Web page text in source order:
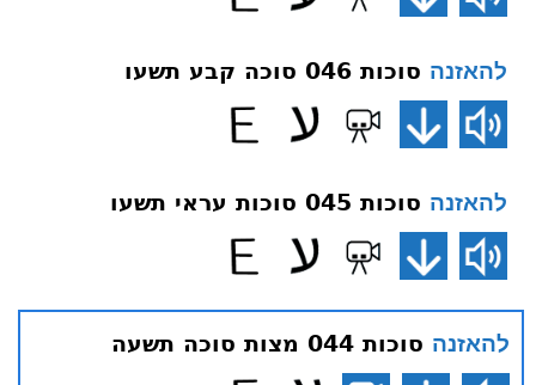
להאזנה סוכות 046 סוכה קבע תשעו
להאזנה סוכות 045 סוכות עראי תשעו
להאזנה סוכות 044 מצות סוכה תשעה